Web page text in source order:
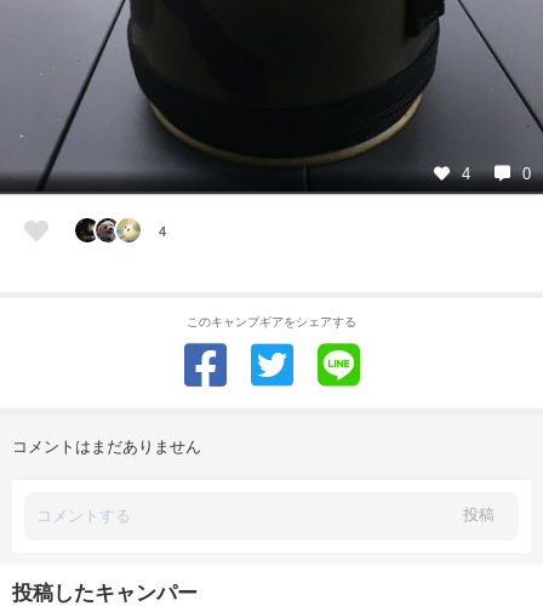
4 0
4
このキャンプギアをシェアする
コメントはまだありません
投稿
投稿したキャンパー